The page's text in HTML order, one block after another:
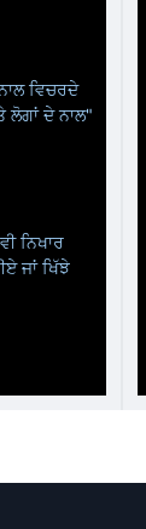
ਵਿਚਰਦੇ
ਦੇ ਨਾਲ"
ਨਿਖਾਰ
ਜਾਂ ਖਿੱਝੇ